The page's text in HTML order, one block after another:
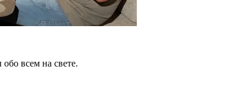
всем на свете.